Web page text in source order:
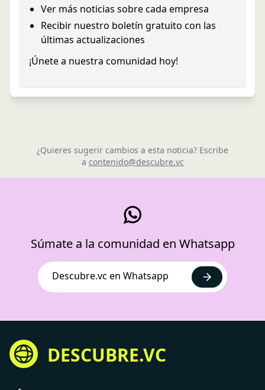
Ver más noticias sobre cada empresa
Recibir nuestro boletín gratuito con las
últimas actualizaciones
¡Únete a nuestra comunidad hoy!
¿Quieres sugerir cambios a esta noticia? Escribe
a contenido@descubre.vc
Súmate a la comunidad en Whatsapp
Descubre.vc en Whatsapp
DESCUBRE.VC